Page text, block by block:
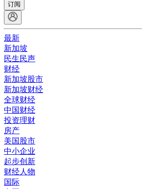
订阅
最新
新加坡
民生民声
财经
新加坡股市
新加坡财经
全球财经
中国财经
投资理财
房产
美国股市
中小企业
起步创新
财经人物
国际